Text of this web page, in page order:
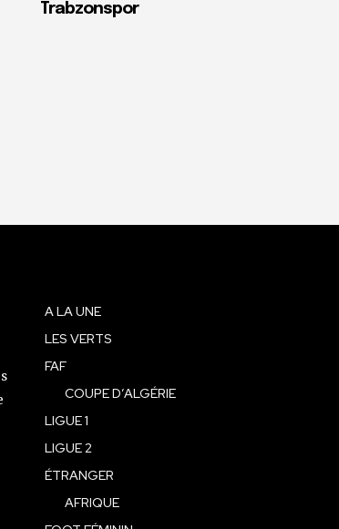
Trabzonspor
A LA UNE
LES VERTS
FAF
COUPE D’ALGÉRIE
LIGUE 1
LIGUE 2
ÉTRANGER
AFRIQUE